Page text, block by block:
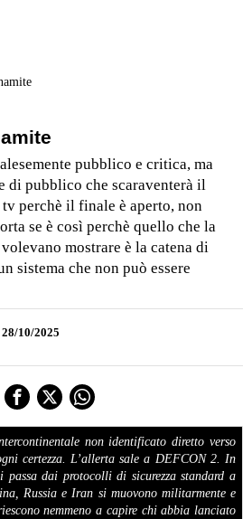
pubblico e critica, ma
di pubblico che scaraventerà il
perchè il finale è aperto, non
se è così perchè quello che la
mostrare è la catena di
sistema che non può essere
28/10/2025
non identificato diretto verso
certezza. L’allerta sale a DEFCON 2. In
dai protocolli di sicurezza standard a
Russia e Iran si muovono militarmente e
nemmeno a capire chi abbia lanciato